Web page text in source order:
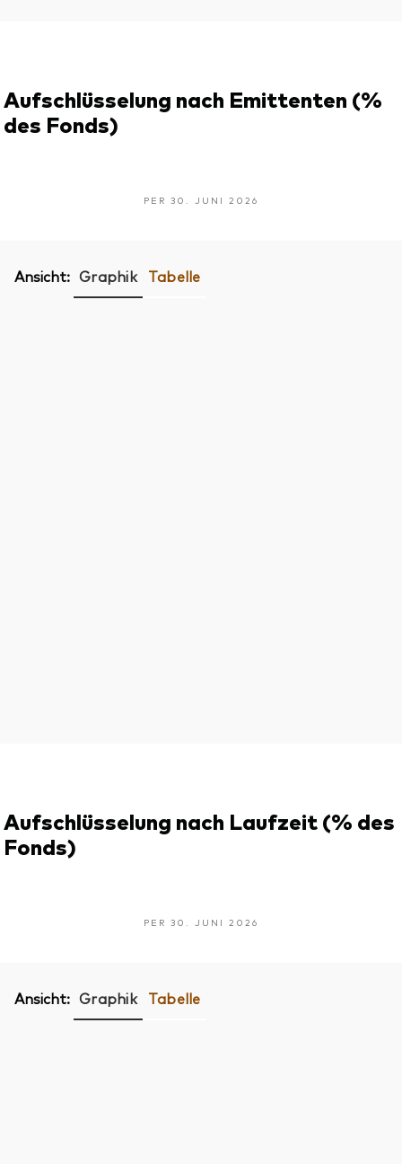
Aufschlüsselung nach Emittenten (%
des Fonds)
PER 30. JUNI 2026
Ansicht: Graphik Tabelle
Aufschlüsselung nach Laufzeit (% des
Fonds)
PER 30. JUNI 2026
Ansicht: Graphik Tabelle